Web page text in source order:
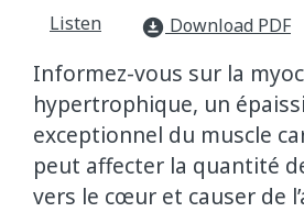
Listen
download_for_offline Download PDF
Informez-vous sur la
hypertrophique, un
exceptionnel du muscle
peut affecter la quantité
vers le cœur et causer de